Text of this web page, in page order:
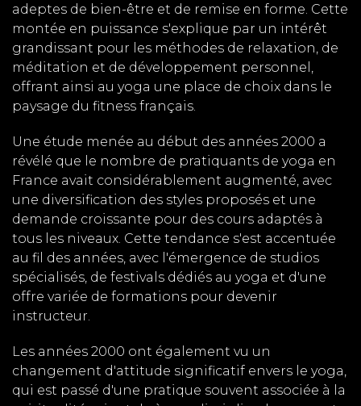
adeptes de bien-être et de remise en forme. Cette
montée en puissance s'explique par un intérêt
grandissant pour les méthodes de relaxation, de
méditation et de développement personnel,
offrant ainsi au yoga une place de choix dans le
paysage du fitness français.
Une étude menée au début des années 2000 a
révélé que le nombre de pratiquants de yoga en
France avait considérablement augmenté, avec
une diversification des styles proposés et une
demande croissante pour des cours adaptés à
tous les niveaux. Cette tendance s'est accentuée
au fil des années, avec l'émergence de studios
spécialisés, de festivals dédiés au yoga et d'une
offre variée de formations pour devenir
instructeur.
Les années 2000 ont également vu un
changement d'attitude significatif envers le yoga,
qui est passé d'une pratique souvent associée à la